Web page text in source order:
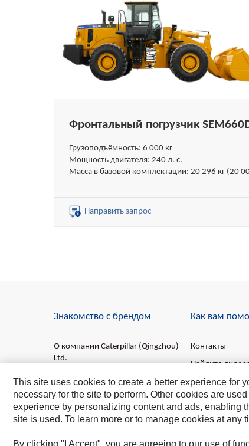
Фронтальный погрузчик
Грузоподъёмность: 6 000 кг
Мощность двигателя: 240 л. с.
Масса в базовой комплектации: 20 296 кг (20
Объём стандартного ковша: 3,5 м³
Объёмы специальных ковшей: 3,3 –5,5 м³
Направить запрос
Знакомство с брендом
О компании Caterpillar (Qingzhou)
Ltd.
О бренде SEM
Видео о компании
Как вам
Контакты
Найдите
Свяжитесь с
This site uses cookies to create a better experience for
necessary for the site to perform. Other cookies are
experience by personalizing content and ads, enabling
site is used. To learn more or to manage cookies at any
By clicking "I Accept", you are agreeing to our use of